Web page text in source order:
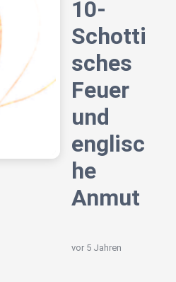
10-
Schotti
sches
Feuer
und
englisc
he
Anmut
vor 5 Jahren